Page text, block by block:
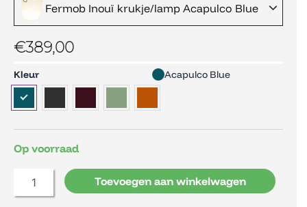
Fermob Inouï krukje/lamp Acapulco Blue
€389,00
Kleur Acapulco Blue
Op voorraad
Fermob
Inouï
krukje/lamp
aantal
Toevoegen aan winkelwagen